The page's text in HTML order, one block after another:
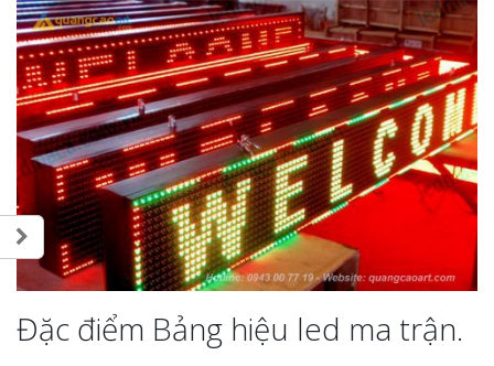
Đặc điểm Bảng hiệu led ma trận.
Làm bảng hiệu gỗ tại
Nghệ An
Làm biển
tóc Thuận An
Thi công
cáo Vinh
Làm biển
Nghệ An giá